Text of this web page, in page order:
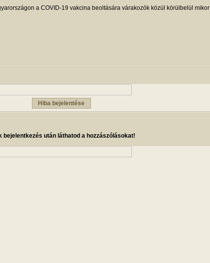
a COVID-19 vakcina beoltására várakozók közül körülbelül mikor
Hiba bejelentése
bejelentkezés után láthatod a hozzászólásokat!